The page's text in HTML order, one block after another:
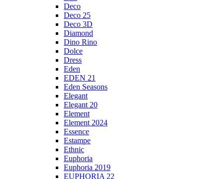
Deco
Deco 25
Deco 3D
Diamond
Dino Rino
Dolce
Dress
Eden
EDEN 21
Eden Seasons
Elegant
Elegant 20
Element
Element 2024
Essence
Estampe
Ethnic
Euphoria
Euphoria 2019
EUPHORIA 22